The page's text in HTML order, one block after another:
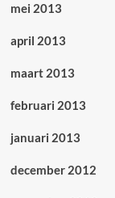
mei 2013
april 2013
maart 2013
februari 2013
januari 2013
december 2012